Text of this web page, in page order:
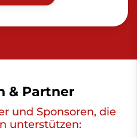
& Partner
und Sponsoren, die
unterstützen: